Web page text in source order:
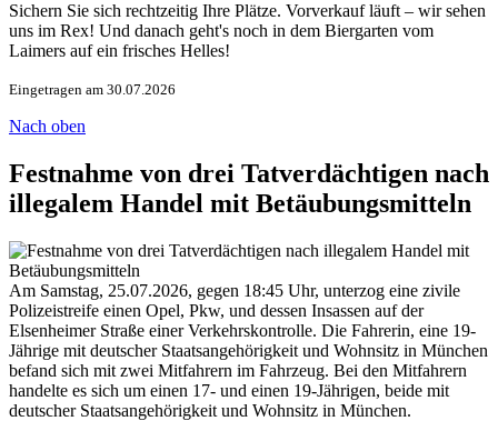
Sichern Sie sich rechtzeitig Ihre Plätze. Vorverkauf läuft – wir sehen
uns im Rex! Und danach geht's noch in dem Biergarten vom
Laimers auf ein frisches Helles!
Eingetragen am 30.07.2026
Nach oben
Festnahme von drei Tatverdächtigen nach
illegalem Handel mit Betäubungsmitteln
Am Samstag, 25.07.2026, gegen 18:45 Uhr, unterzog eine zivile
Polizeistreife einen Opel, Pkw, und dessen Insassen auf der
Elsenheimer Straße einer Verkehrskontrolle. Die Fahrerin, eine 19-
Jährige mit deutscher Staatsangehörigkeit und Wohnsitz in München
befand sich mit zwei Mitfahrern im Fahrzeug. Bei den Mitfahrern
handelte es sich um einen 17- und einen 19-Jährigen, beide mit
deutscher Staatsangehörigkeit und Wohnsitz in München.